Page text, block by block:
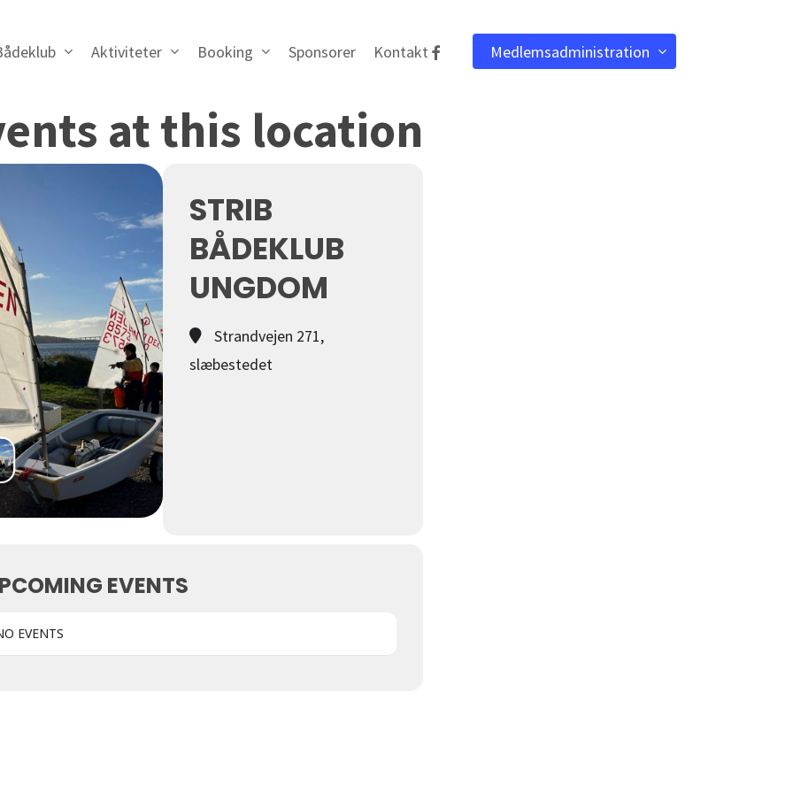
Aktiviteter Booking Sponsorer Kontaktfacebook Medlemsadministration
at this location
STRIB
BÅDEKLUB
UNGDOM
Strandvejen 271,
slæbestedet
EVENTS
EVENTS